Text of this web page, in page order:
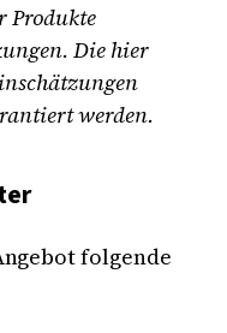
Produkte
Die hier
werden.
folgende